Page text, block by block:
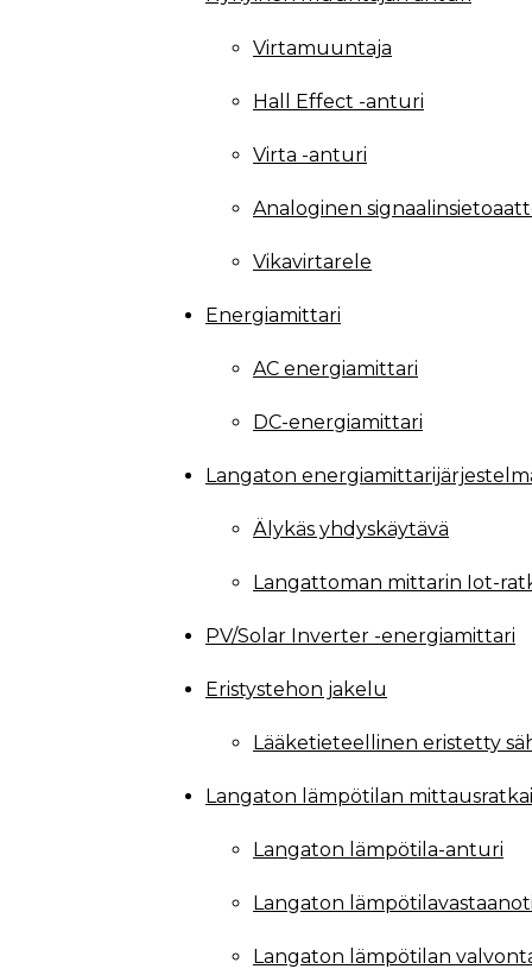
Virtamuuntaja
Hall Effect -anturi
Virta -anturi
Analoginen
Vikavirtarele
Energiamittari
AC energiamittari
DC-energiamittari
Langaton
Älykäs yhdyskäytävä
Langattoman mittarin Iot-
PV/Solar Inverter -energiamittari
Eristystehon jakelu
Lääketieteellinen eristetty
Langaton lämpötilan
Langaton lämpötila-anturi
Langaton
Langaton lämpötilan